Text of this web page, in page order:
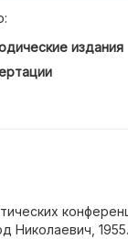
издания
Николаевич,